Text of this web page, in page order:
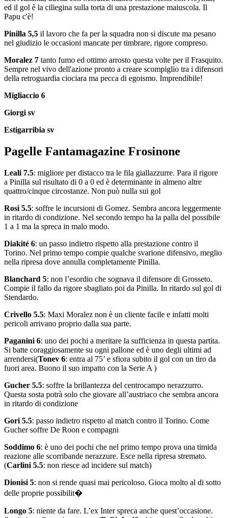
ed il gol è la ciliegina sulla torta di una prestazione maiuscola. Il
Papu c'è!
Pinilla 5,5 il lavoro che fa per la squadra non si discute ma pesano
nel giudizio le occasioni mancate per timbrare, rigore compreso.
Moralez 7 tanto fumo ed ottimo arrosto questa volte per il Frasquito.
Sempre nel vivo dell'azione pronto a creare scompiglio tra i difensori
della retroguardia ciociara ma pecca di egoismo. Imprendibile!
Migliaccio 6
Giorgi sv
Estigarribia sv
Pagelle Fantamagazine Frosinone
Leali 7.5: migliore per distacco tra le fila giallazzurre. Para il rigore
a Pinilla sul risultato di 0 a 0 ed è determinante in almeno altre
quattro/cinque circostanze. Non può nulla sui gol
Rosi 5.5: soffre le incursioni di Gomez. Sembra ancora leggermente
in ritardo di condizione. Nel secondo tempo ha la palla del possibile
1 a 1 ma la spreca in malo modo.
Diakité 6: un passo indietro rispetto alla prestazione contro il
Torino. Nel primo tempo compie qualche svarione difensivo, meglio
nella ripresa dove annulla completamente Pinilla.
Blanchard 5: non l’esordio che sognava il difensore di Grosseto.
Compie il fallo da rigore sbagliato poi da Pinilla. In ritardo sul gol di
Stendardo.
Crivello 5.5: Maxi Moralez non è un cliente facile e infatti molti
pericoli arrivano proprio dalla sua parte.
Paganini 6: uno dei pochi a meritare la sufficienza in questa partita.
Si batte coraggiosamente su ogni pallone ed è uno degli ultimi ad
arrendersi(Tonev 6: entra al 75’ e sfiora subito il gol con un tiro da
fuori area. Buono il suo impatto con la Serie A )
Gucher 5.5: soffre la brillantezza del centrocampo nerazzurro.
Questa sosta potrà solo che giovare all’austriaco che sembra ancora
in ritardo di condizione
Gori 5.5: passo indietro rispetto al match contro il Torino. Come
Gucher soffre De Roon e compagni
Soddimo 6: è uno dei pochi che nel primo tempo prova una timida
reazione alle scorribande nerazzure. Esce nella ripresa stremato.
(Carlini 5.5: non riesce ad incidere sul match)
Dionisi 5: non si rende quasi mai pericoloso. Gioca molto al di sotto
delle proprie possibilit�
Longo 5: niente da fare. L’ex Inter spreca anche quest’occasione.